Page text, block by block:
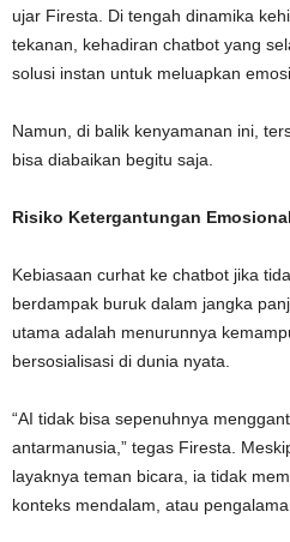
ujar Firesta. Di tengah dinamika
tekanan, kehadiran chatbot yang
solusi instan untuk meluapkan emosi.
Namun, di balik kenyamanan ini,
bisa diabaikan begitu saja.
Risiko Ketergantungan
Kebiasaan curhat ke chatbot jika
berdampak buruk dalam jangka
utama adalah menurunnya
bersosialisasi di dunia nyata.
“AI tidak bisa sepenuhnya
antarmanusia,” tegas Firesta.
layaknya teman bicara, ia tidak
konteks mendalam, atau